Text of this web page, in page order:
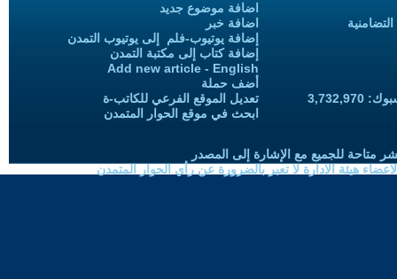
اضافة موضوع جديد
اضافة خبر
إضافة يوتيوب-فلم إلى يوتيوب التمدن
إضافة كتاب إلى مكتبة التمدن
Add new article - English
أضف حملة
تعديل الموقع الفرعي للكاتب-ة
ابحث في موقع الحوار المتمدن
متاحة للجميع مع الإشارة إلى المصدر
هيئة الادارة لا تعبر بالضرورة عن رأي الحوار المتمدن